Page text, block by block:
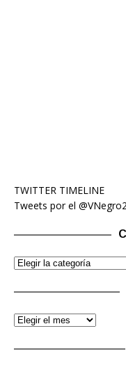
TWITTER TIMELINE
Tweets por el